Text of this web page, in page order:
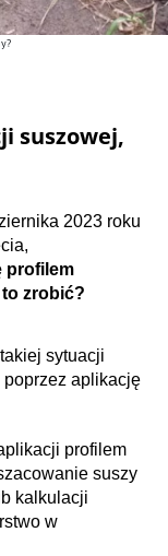
suszowej,
2023 roku
profilem
zrobić?
sytuacji
poprzez aplikację
profilem
suszy
kalkulacji
w